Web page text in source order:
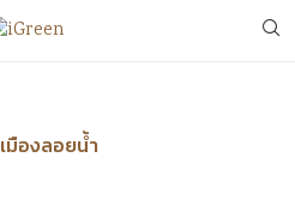
เมืองลอยน้ำ